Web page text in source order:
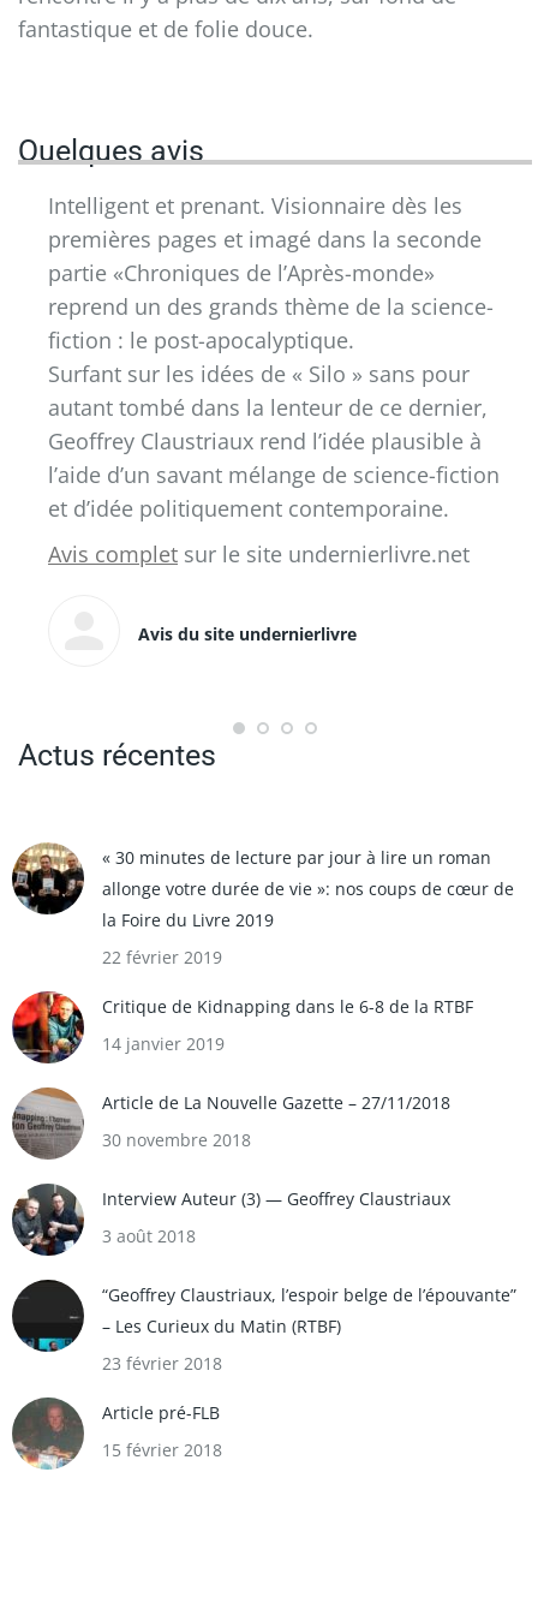
fantastique et de folie douce.
Quelques avis
Intelligent et prenant. Visionnaire dès les
premières pages et imagé dans la seconde
partie «Chroniques de l’Après-monde»
reprend un des grands thème de la science-
fiction : le post-apocalyptique.
Surfant sur les idées de « Silo » sans pour
autant tombé dans la lenteur de ce dernier,
Geoffrey Claustriaux rend l’idée plausible à
l’aide d’un savant mélange de science-fiction
et d’idée politiquement contemporaine.
Avis complet sur le site undernierlivre.net
Avis du site undernierlivre
Actus récentes
« 30 minutes de lecture par jour à lire un roman
allonge votre durée de vie »: nos coups de cœur de
la Foire du Livre 2019
22 février 2019
Critique de Kidnapping dans le 6-8 de la RTBF
14 janvier 2019
Article de La Nouvelle Gazette – 27/11/2018
30 novembre 2018
Interview Auteur (3) — Geoffrey Claustriaux
3 août 2018
“Geoffrey Claustriaux, l’espoir belge de l’épouvante”
– Les Curieux du Matin (RTBF)
23 février 2018
Article pré-FLB
15 février 2018